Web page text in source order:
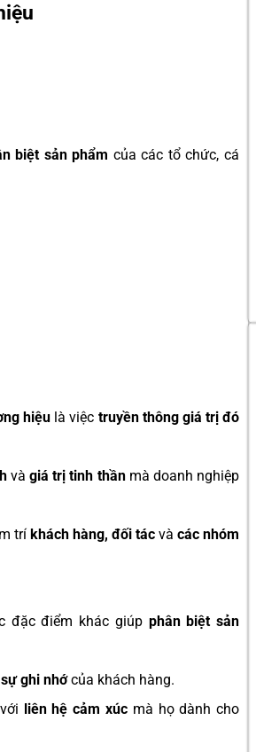
biệt sản phẩm của các tổ chức, cá
hiệu là việc truyền thông giá trị đó
vàgiá trị tinh thầnmà doanh nghiệp
trí khách hàng, đối tácvà các nhóm
đặc điểm khác giúp phân biệt sản
ghi nhớcủa khách hàng.
liên hệ cảm xúcmà họ dành cho